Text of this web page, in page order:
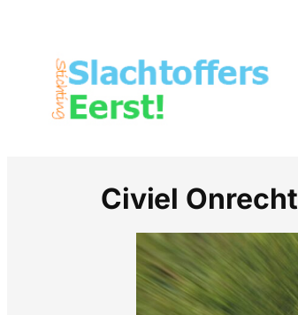
Civiel Onrecht